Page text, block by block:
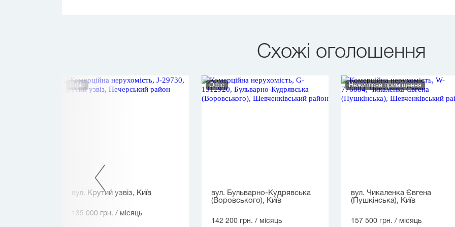
Схожі оголошення
Офіс
вул. Крутий узвіз, Київ
135 000 грн. / місяць
Офіс
вул. Бульварно-Кудрявська
(Воровського), Київ
142 200 грн. / місяць
Нежитлове приміщення
вул. Чикаленка Євгена
(Пушкінська), Київ
157 500 грн. / місяць